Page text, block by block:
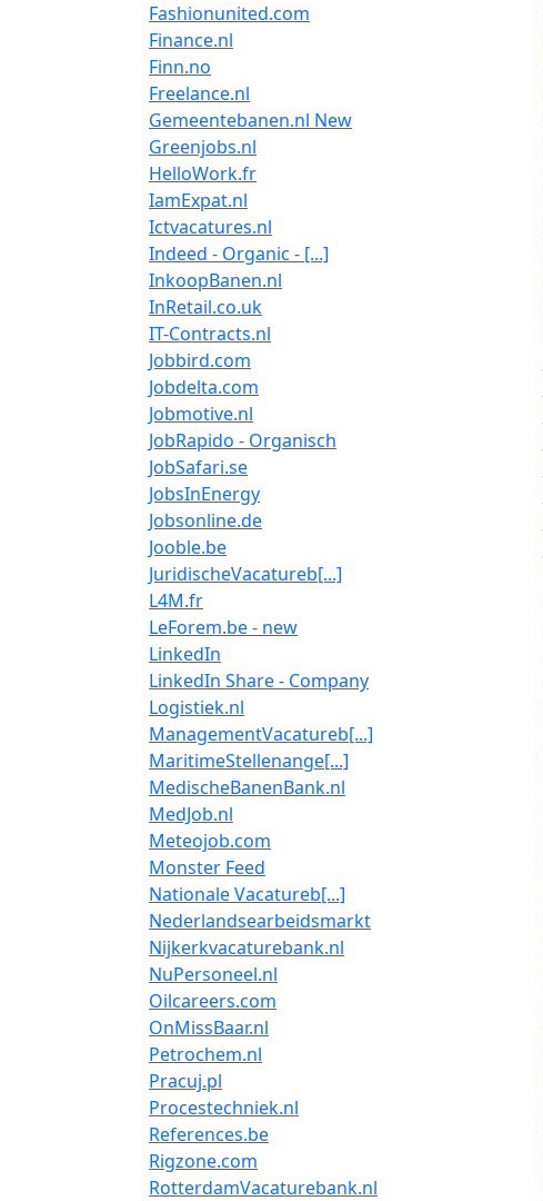
Fashionunited.com
Finance.nl
Finn.no
Freelance.nl
Gemeentebanen.nl New
Greenjobs.nl
HelloWork.fr
IamExpat.nl
Ictvacatures.nl
Indeed - Organic - [...]
InkoopBanen.nl
InRetail.co.uk
IT-Contracts.nl
Jobbird.com
Jobdelta.com
Jobmotive.nl
JobRapido - Organisch
JobSafari.se
JobsInEnergy
Jobsonline.de
Jooble.be
JuridischeVacatureb[...]
L4M.fr
LeForem.be - new
LinkedIn
LinkedIn Share - Company
Logistiek.nl
ManagementVacatureb[...]
MaritimeStellenange[...]
MedischeBanenBank.nl
MedJob.nl
Meteojob.com
Monster Feed
Nationale Vacatureb[...]
Nederlandsearbeidsmarkt
Nijkerkvacaturebank.nl
NuPersoneel.nl
Oilcareers.com
OnMissBaar.nl
Petrochem.nl
Pracuj.pl
Procestechniek.nl
References.be
Rigzone.com
RotterdamVacaturebank.nl